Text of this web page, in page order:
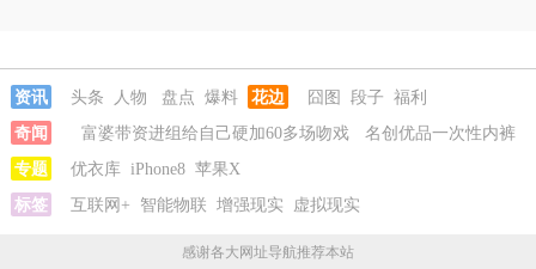
资讯 头条 人物 盘点 爆料 花边 囧图 段子 福利
奇闻
富婆带资进组给自己硬加60多场吻戏
名创优品一次性内裤
颜面尽失
专题 优衣库 iPhone8 苹果X
标签
互联网+ 智能物联 增强现实 虚拟现实
感谢各大网址导航推荐本站